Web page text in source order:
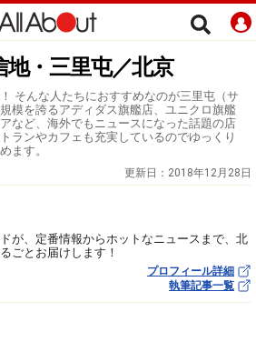
地・三里屯／北京
そんな人たちにおすすめなのが三里屯（サ
模を誇るアディダス旗艦店、ユニクロ旗艦
など、海外でもニュースになった話題の店
ランやカフェも充実しているのでゆっくり
ます。
更新日： 2018年12月28日
が、定番情報からホットなニュースまで、北
ごとお届けします！
プロフィール詳細
執筆記事一覧